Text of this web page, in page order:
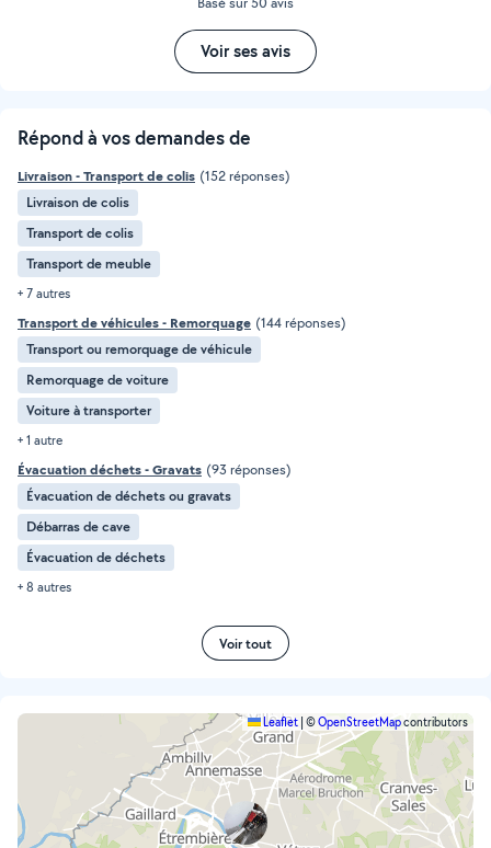
Voir ses avis
Répond à vos demandes de
Livraison - Transport de colis (152 réponses)
Livraison de colis
Transport de colis
Transport de meuble
+ 7 autres
Transport de véhicules - Remorquage (144 réponses)
Transport ou remorquage de véhicule
Remorquage de voiture
Voiture à transporter
+ 1 autre
Évacuation déchets - Gravats (93 réponses)
Évacuation de déchets ou gravats
Débarras de cave
Évacuation de déchets
+ 8 autres
Voir tout
Leaflet ©OpenStreetMapcontributors